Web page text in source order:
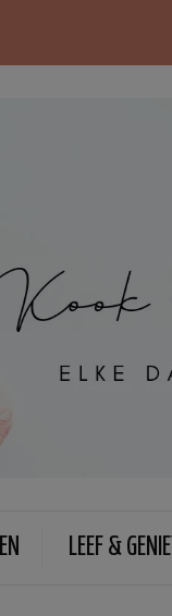
LEEF & GENIET